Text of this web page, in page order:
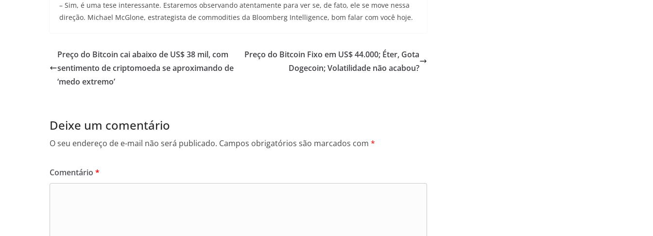
– Sim, é uma tese interessante. Estaremos observando atentamente para ver se, de fato, ele se move nessa
direção. Michael McGlone, estrategista de commodities da Bloomberg Intelligence, bom falar com você hoje.
Preço do Bitcoin cai abaixo de US$ 38 mil, com
sentimento de criptomoeda se aproximando de
‘medo extremo’
Preço do Bitcoin Fixo em US$ 44.000; Éter, Gota
Dogecoin; Volatilidade não acabou?
Deixe um comentário
O seu endereço de e-mail não será publicado. Campos obrigatórios são marcados com *
Comentário *